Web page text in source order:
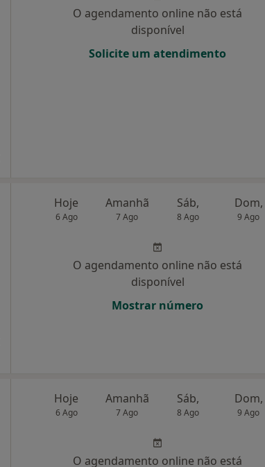
O agendamento online não está
disponível
Solicite um atendimento
Hoje
6 Ago
Amanhã
7 Ago
Sáb,
8 Ago
Dom,
9 Ago
O agendamento online não está
disponível
Mostrar número
Hoje
6 Ago
Amanhã
7 Ago
Sáb,
8 Ago
Dom,
9 Ago
O agendamento online não está